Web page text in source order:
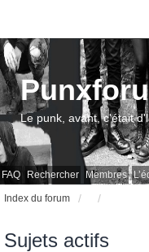
FAQ Rechercher Membres
Le punk, avant, c'était
Index du forum
Sujets actifs